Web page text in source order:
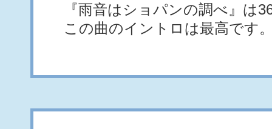
『雨音はショパンの調べ』は
この曲のイントロは最高です